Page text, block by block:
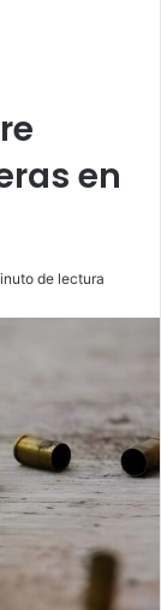
en
de lectura